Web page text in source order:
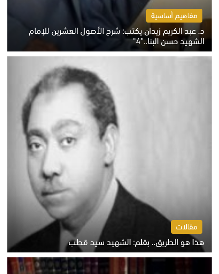
مفاهيم أساسية
د. عبد الكريم زيدان يكتب: شرح الأصول العشرين للإمام
الشهيد حسن البنا.."4"
الخميس 6 أغسطس 2026 10:27 ص
مقالات
هذا هو الطريق.. بقلم: الشهيد سيد قطب
الخميس 6 أغسطس 2026 10:52 ص